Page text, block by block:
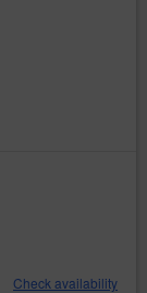
Check availability